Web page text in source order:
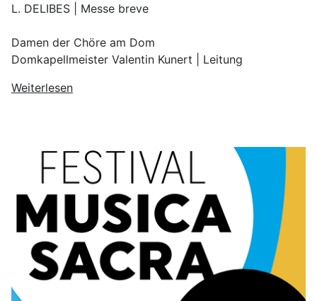
L. DELIBES | Messe breve
Damen der Chöre am Dom
Domkapellmeister Valentin Kunert | Leitung
Weiterlesen